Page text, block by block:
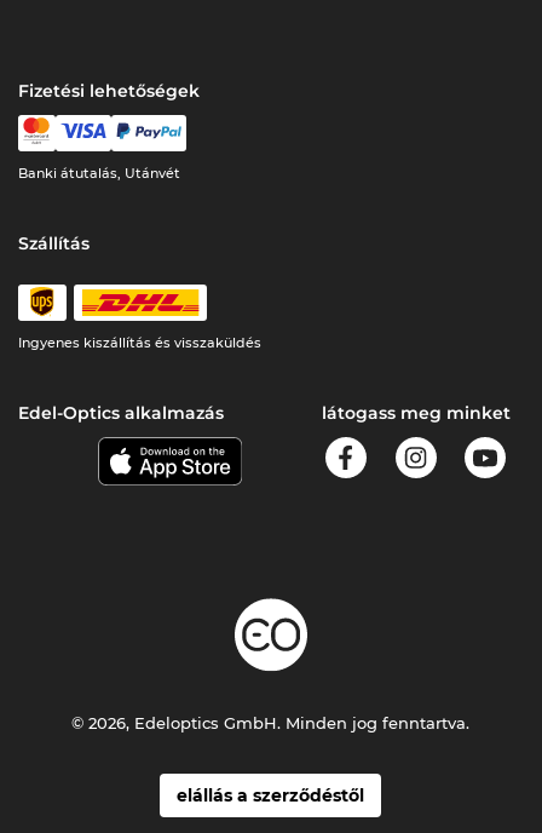
Fizetési lehetőségek
Banki átutalás, Utánvét
Szállítás
Ingyenes kiszállítás és visszaküldés
Edel-Optics alkalmazás látogass meg minket
elállás a szerződéstől
© 2026, Edeloptics GmbH. Minden jog fenntartva.